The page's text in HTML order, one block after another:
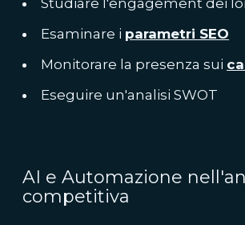
Esaminare i parametri SEO
Monitorare la presenza sui
Eseguire un'analisi SWOT
AI e Automazione
competitiva